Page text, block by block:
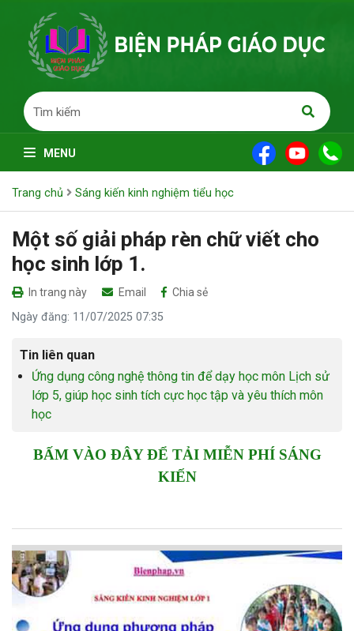
MENU
Trang chủ Sáng kiến kinh nghiệm tiểu học
Một số giải pháp rèn chữ viết cho
học sinh lớp 1.
In trang này Email Chia sẻ
Ngày đăng: 11/07/2025 07:35
Tin liên quan
Ứng dụng công nghệ thông tin để dạy học môn Lịch sử
lớp 5, giúp học sinh tích cực học tập và yêu thích môn
học
BẤM VÀO ĐÂY ĐỂ TẢI MIỄN PHÍ SÁNG
KIẾN